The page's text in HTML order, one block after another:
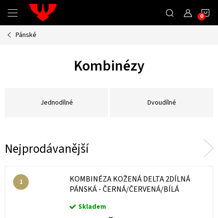
obsah
Pánské
Kombinézy
Jednodílné Dvoudílné
Nejprodávanější
KOMBINÉZA KOŽENÁ DELTA 2DÍLNÁ
PÁNSKÁ - ČERNÁ/ČERVENÁ/BÍLÁ
Skladem